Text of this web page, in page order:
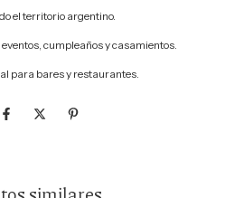
el territorio argentino.
cumpleaños y casamientos.
para bares y restaurantes.